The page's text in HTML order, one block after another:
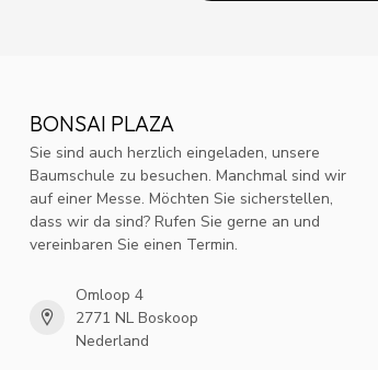
BONSAI PLAZA
Sie sind auch herzlich eingeladen, unsere
Baumschule zu besuchen. Manchmal sind wir
auf einer Messe. Möchten Sie sicherstellen,
dass wir da sind? Rufen Sie gerne an und
vereinbaren Sie einen Termin.
Omloop 4
2771 NL Boskoop
Nederland